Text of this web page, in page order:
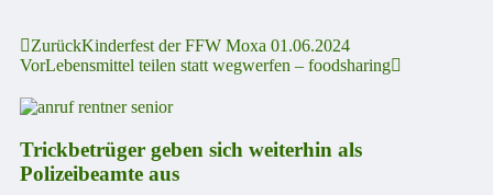
ZurückKinderfest der FFW Moxa 01.06.2024
VorLebensmittel teilen statt wegwerfen – foodsharing
Trickbetrüger geben sich weiterhin als
Polizeibeamte aus